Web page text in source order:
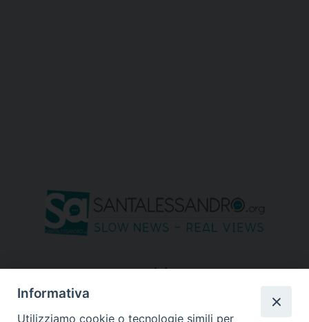
seguici su
Informativa
Utilizziamo cookie o tecnologie simili per